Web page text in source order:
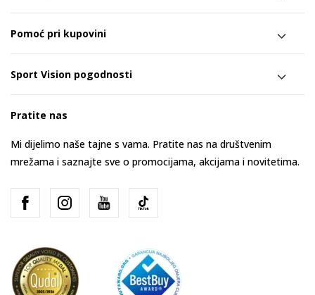
Pomoć pri kupovini
Sport Vision pogodnosti
Pratite nas
Mi dijelimo naše tajne s vama. Pratite nas na društvenim
mrežama i saznajte sve o promocijama, akcijama i novitetima.